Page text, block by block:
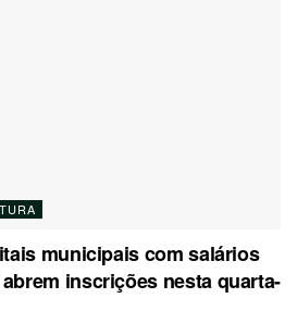
municipais com salários
abrem inscrições nesta quarta-